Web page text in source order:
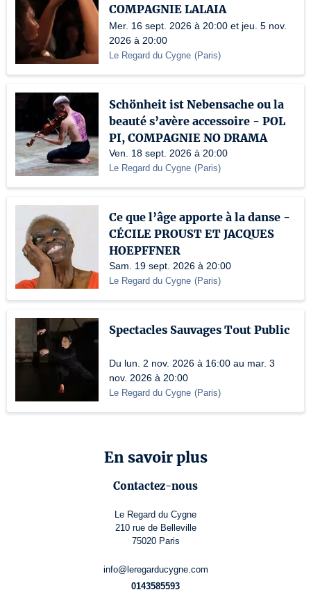
COMPAGNIE LALAIA
Mer. 16 sept. 2026 à 20:00 et jeu. 5 nov.
2026 à 20:00
Le Regard du Cygne (Paris)
Schönheit ist Nebensache ou la
beauté s’avère accessoire - POL
PI, COMPAGNIE NO DRAMA
Ven. 18 sept. 2026 à 20:00
Le Regard du Cygne (Paris)
Ce que l’âge apporte à la danse -
CÉCILE PROUST ET JACQUES
HOEPFFNER
Sam. 19 sept. 2026 à 20:00
Le Regard du Cygne (Paris)
Spectacles Sauvages Tout Public
Du lun. 2 nov. 2026 à 16:00 au mar. 3
nov. 2026 à 20:00
Le Regard du Cygne (Paris)
En savoir plus
Contactez-nous
Le Regard du Cygne
210 rue de Belleville
75020 Paris
info@leregarducygne.com
0143585593